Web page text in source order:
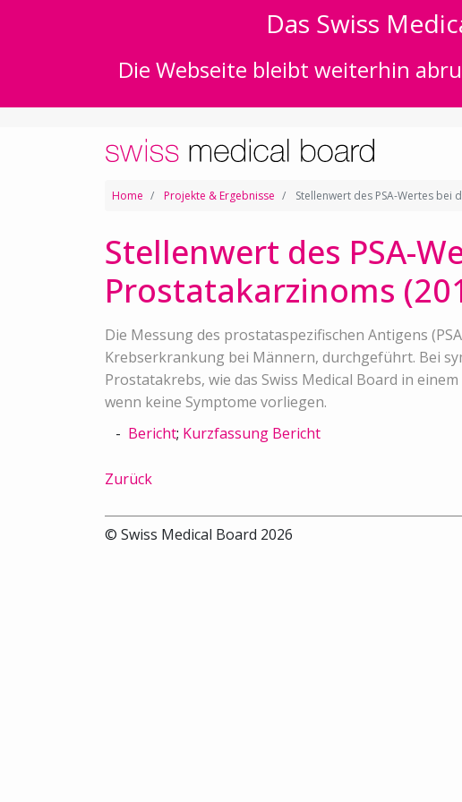
Das Swiss
Die Webseite bleibt weiterhin
Home Projekte & Ergebnisse Stellenwert des PSA-Wertes bei
Stellenwert des PSA-
Prostatakarzinoms
Die Messung des prostataspezifischen Antigens
Krebserkrankung bei Männern, durchgeführt. Bei
Prostatakrebs, wie das Swiss Medical Board in
wenn keine Symptome vorliegen.
Bericht; Kurzfassung Bericht
Zurück
© Swiss Medical Board 2026